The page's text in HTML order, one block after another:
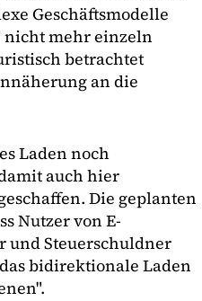
Geschäftsmodelle
nicht mehr einzeln
betrachtet
an die
Laden noch
auch hier
Die geplanten
Nutzer von E-
und Steuerschuldner
bidirektionale Laden